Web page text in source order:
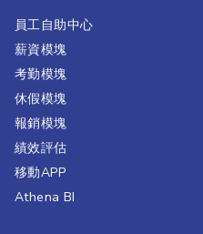
員工自助中心
薪資模塊
考勤模塊
休假模塊
報銷模塊
績效評估​
移動APP
Athena BI